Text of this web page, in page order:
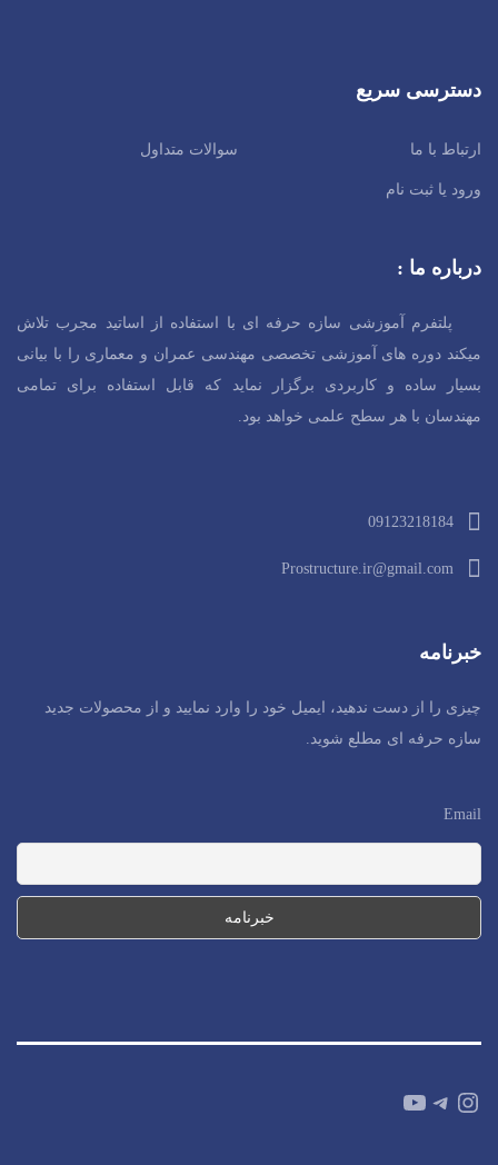
دسترسی سریع
ارتباط با ما سوالات متداول
ورود یا ثبت نام
درباره ما :
پلتفرم آموزشی سازه حرفه ای با استفاده از اساتید مجرب تلاش
میکند دوره های آموزشی تخصصی مهندسی عمران و معماری را با بیانی
بسیار ساده و کاربردی برگزار نماید که قابل استفاده برای تمامی
مهندسان با هر سطح علمی خواهد بود.
09123218184
Prostructure.ir@gmail.com
خبرنامه
چیزی را از دست ندهید، ایمیل خود را وارد نمایید و از محصولات جدید
سازه حرفه ای مطلع شوید.
Email
Instagram
Telegram
YouTube